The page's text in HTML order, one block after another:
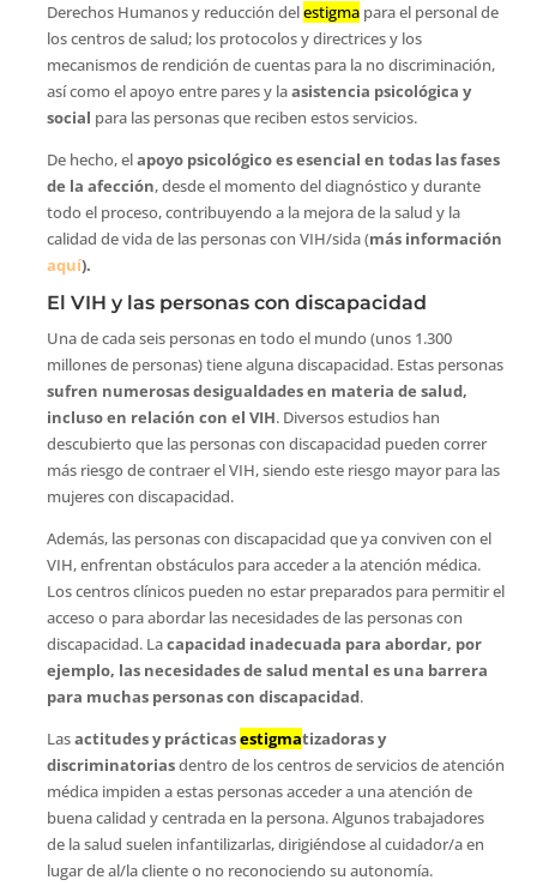
Derechos Humanos y reducción delestigmapara el personal de
los centros de salud; los protocolos y directrices y los
mecanismos de rendición de cuentas para la no discriminación,
así como el apoyo entre pares y laasistencia psicológica y
social para las personas que reciben estos servicios.
De hecho, elapoyo psicológico es esencial en todas las fases
de la afección, desde el momento del diagnóstico y durante
todo el proceso, contribuyendo a la mejora de la salud y la
calidad de vida de las personas con VIH/sida (más información
aquí).
El VIH y las personas con discapacidad
Una de cada seis personas en todo el mundo (unos 1.300
millones de personas) tiene alguna discapacidad. Estas personas
sufren numerosas desigualdades en materia de salud,
incluso en relación con el VIH. Diversos estudios han
descubierto que las personas con discapacidad pueden correr
más riesgo de contraer el VIH, siendo este riesgo mayor para las
mujeres con discapacidad.
Además, las personas con discapacidad que ya conviven con el
VIH, enfrentan obstáculos para acceder a la atención médica.
Los centros clínicos pueden no estar preparados para permitir el
acceso o para abordar las necesidades de las personas con
discapacidad. Lacapacidad inadecuada para abordar, por
ejemplo, las necesidades de salud mental es una barrera
para muchas personas con discapacidad.
Lasactitudes y prácticasestigmatizadoras y
discriminatoriasdentro de los centros de servicios de atención
médica impiden a estas personas acceder a una atención de
buena calidad y centrada en la persona. Algunos trabajadores
de la salud suelen infantilizarlas, dirigiéndose al cuidador/a en
lugar de al/la cliente o no reconociendo su autonomía.